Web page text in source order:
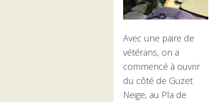
Avec une paire de
vétérans, on a
commencé à ouvrir
du côté de Guzet
Neige, au Pla de